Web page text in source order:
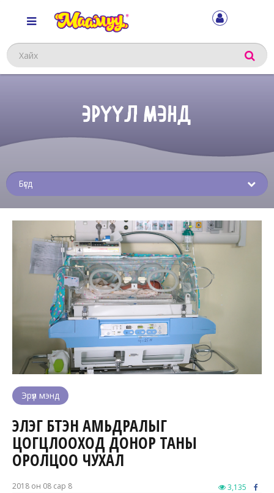
Хайх
ЭРҮҮЛ МЭНД
Эрүүл мэнд
ЭЛЭГ БҮТЭН АМЬДРАЛЫГ
ЦОГЦЛООХОД ДОНОР ТАНЫ
ОРОЛЦОО ЧУХАЛ
2018 он 08 сар 8 3,135